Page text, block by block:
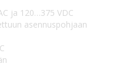
ja 120…375 VDC
asennuspohjaan